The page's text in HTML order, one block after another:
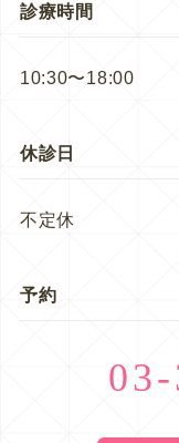
診療時間
10:30〜18:00
休診日
不定休
予約